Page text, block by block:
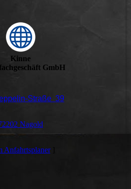
Kinne
GmbH
Straße 39
Nagold
Anfahrtsplaner]